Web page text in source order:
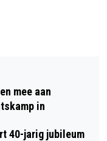
OP
mee aan
in
40-jarig jubileum